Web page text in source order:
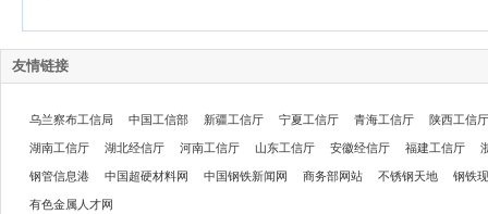
友情链接
乌兰察布工信局 中国工信部 新疆工信厅 宁夏工信厅 青海工信厅 陕西工信厅
湖南工信厅 湖北经信厅 河南工信厅 山东工信厅 安徽经信厅 福建工信厅
钢管信息港 中国超硬材料网 中国钢铁新闻网 商务部网站 不锈钢天地 钢铁
有色金属人才网